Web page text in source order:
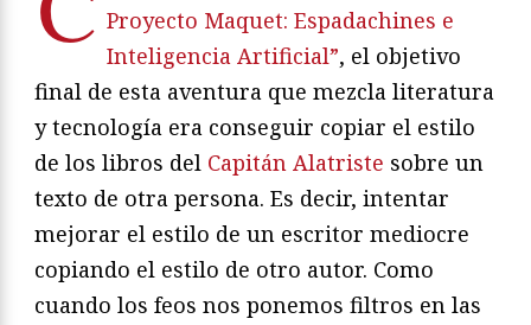
Proyecto Maquet: Espadachines e
Inteligencia Artificial”, el objetivo
final de esta aventura que mezcla literatura
y tecnología era conseguir copiar el estilo
de los libros del Capitán Alatriste sobre un
texto de otra persona. Es decir, intentar
mejorar el estilo de un escritor mediocre
copiando el estilo de otro autor. Como
cuando los feos nos ponemos filtros en las